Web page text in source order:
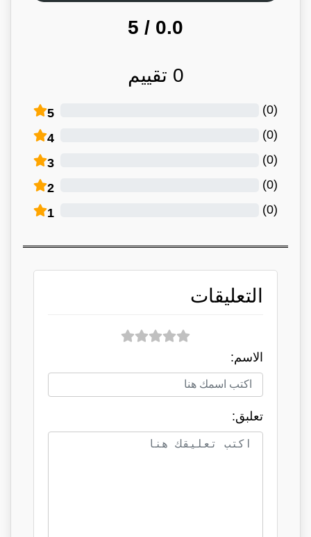
0.0
/ 5
0 تقييم
5 (
0
)
4 (
0
)
3 (
0
)
2 (
0
)
1 (
0
)
التعليقات
الاسم:
تعلبق: